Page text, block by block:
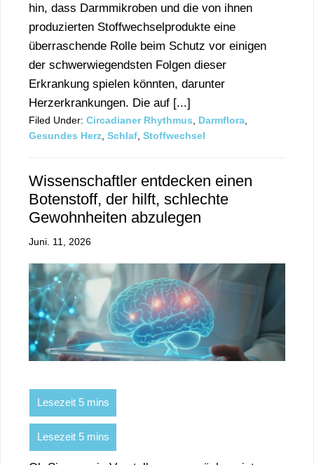
hin, dass Darmmikroben und die von ihnen
produzierten Stoffwechselprodukte eine
überraschende Rolle beim Schutz vor einigen
der schwerwiegendsten Folgen dieser
Erkrankung spielen könnten, darunter
Herzerkrankungen. Die auf [...]
Filed Under: Circadianer Rhythmus, Darmflora,
Gesundes Herz, Schlaf, Stoffwechsel
Wissenschaftler entdecken einen
Botenstoff, der hilft, schlechte
Gewohnheiten abzulegen
Juni. 11, 2026